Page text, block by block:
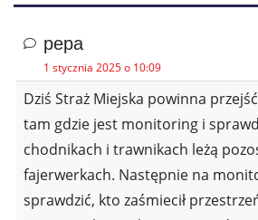
pepa
1 stycznia 2025 o 10:09
Dziś Straż Miejska powinna
tam gdzie jest monitoring i
chodnikach i trawnikach leżą
fajerwerkach. Następnie na
sprawdzić, kto zaśmiecił